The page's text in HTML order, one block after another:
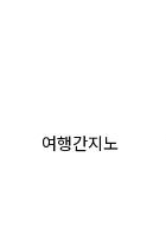
여행간지노